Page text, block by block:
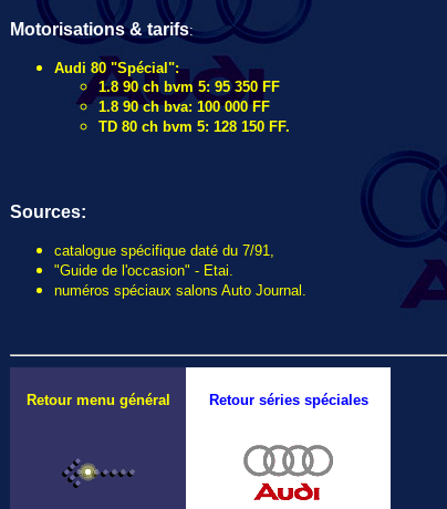
Motorisations & tarifs:
Audi 80 "Spécial":
1.8 90 ch bvm 5: 95 350 FF
1.8 90 ch bva: 100 000 FF
TD 80 ch bvm 5: 128 150 FF.
Sources:
catalogue spécifique daté du 7/91,
"Guide de l'occasion" - Etai.
numéros spéciaux salons Auto Journal.
Retour menu général Retour séries spéciales